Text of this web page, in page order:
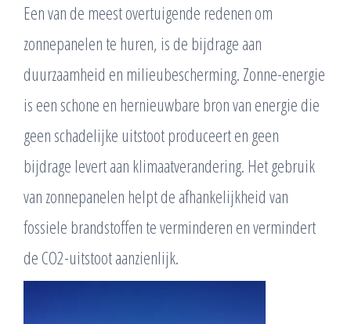
Een van de meest overtuigende redenen om
zonnepanelen te huren, is de bijdrage aan
duurzaamheid en milieubescherming. Zonne-energie
is een schone en hernieuwbare bron van energie die
geen schadelijke uitstoot produceert en geen
bijdrage levert aan klimaatverandering. Het gebruik
van zonnepanelen helpt de afhankelijkheid van
fossiele brandstoffen te verminderen en vermindert
de CO2-uitstoot aanzienlijk.